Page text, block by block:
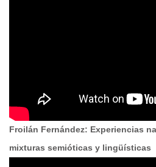
Froilán Fernández: Experiencias
mixturas semióticas y lingüísticas